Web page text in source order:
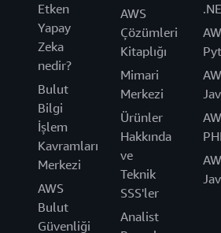
Etken
Yapay
Zeka
nedir?
Bulut
Bilgi
İşlem
Kavramları
Merkezi
AWS
Bulut
Güvenliği
AWS
Çözümleri
Kitaplığı
Mimari
Merkezi
Ürünler
Hakkında
ve
Teknik
SSS'ler
Analist